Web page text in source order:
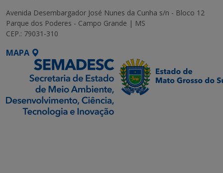
Avenida Desembargador José Nunes da Cunha s/n - Bloco 12
Parque dos Poderes - Campo Grande | MS
CEP.: 79031-310
MAPA